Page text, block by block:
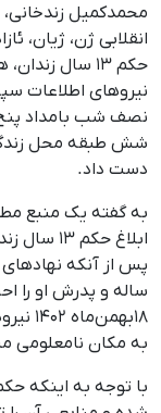
انقلابی ژن، ژیان،
حکم ۱۳ سال
شش طبقه محل
دست داد.
به‌ گفته یک منبع
ابلاغ
ساله و پدرش او را
به مکان نامعلومی